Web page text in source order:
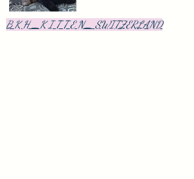
B K H _K I T T E N_ SWITZERLAND